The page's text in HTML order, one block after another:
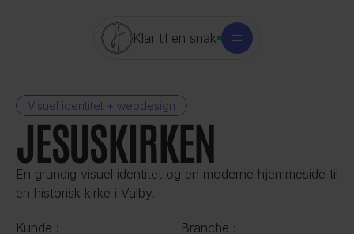
Klar til en snak
Visuel identitet + webdesign
JESUSKIRKEN
En grundig visuel identitet og en moderne hjemmeside til
en historisk kirke i Valby.
Kunde :
Branche :